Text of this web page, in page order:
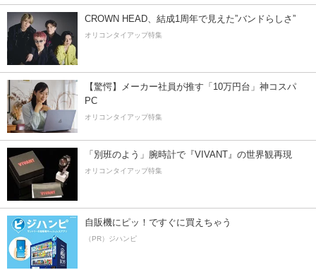
CROWN HEAD、結成1周年で見えた”バンドらしさ”
オリコンタイアップ特集
【驚愕】メーカー社員が推す「10万円台」神コスパ
PC
オリコンタイアップ特集
「別班のよう」腕時計で『VIVANT』の世界観再現
オリコンタイアップ特集
自販機にピッ！ですぐに買えちゃう
（PR）ジハンピ